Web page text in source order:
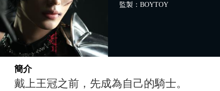
監製：BOYTOY
簡介
戴上王冠之前，先成為自己的騎士。